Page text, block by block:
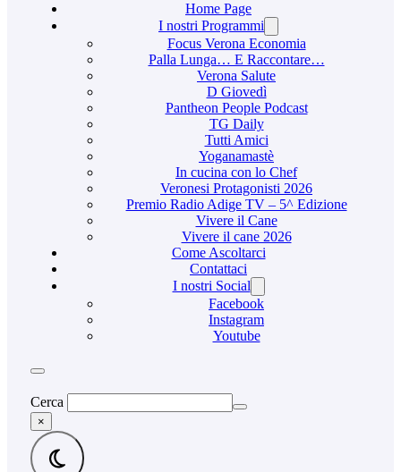
Home Page
I nostri Programmi
Focus Verona Economia
Palla Lunga… E Raccontare…
Verona Salute
D Giovedì
Pantheon People Podcast
TG Daily
Tutti Amici
Yoganamastè
In cucina con lo Chef
Veronesi Protagonisti 2026
Premio Radio Adige TV – 5^ Edizione
Vivere il Cane
Vivere il cane 2026
Come Ascoltarci
Contattaci
I nostri Social
Facebook
Instagram
Youtube
Cerca
×